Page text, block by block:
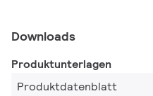
Downloads
Produktunterlagen
Produktdatenblatt